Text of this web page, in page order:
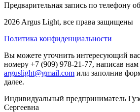
Предварительная запись по телефону
2026 Argus Light, все права защищены
Политика конфиденциальности
Вы можете уточнить интересующий
номеру +7 (909) 978-21-77, написав нам
arguslight@gmail.com или заполнив
далее.
Индивидуальный предприниматель
Сергеевна